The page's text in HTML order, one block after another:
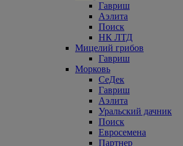
Гавриш
Аэлита
Поиск
НК ЛТД
Мицелий грибов
Гавриш
Морковь
СеДек
Гавриш
Аэлита
Уральский дачник
Поиск
Евросемена
Партнер